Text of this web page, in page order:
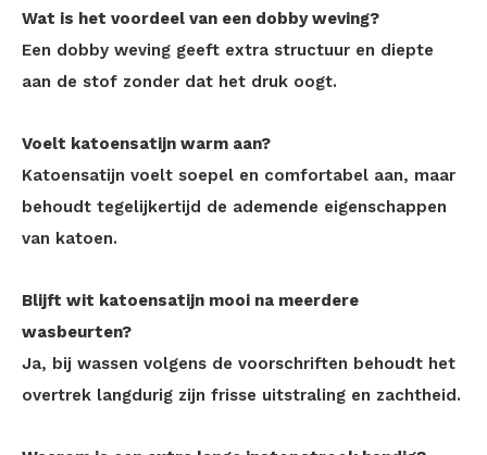
Wat is het voordeel van een dobby weving?
Een dobby weving geeft extra structuur en diepte
aan de stof zonder dat het druk oogt.
Voelt katoensatijn warm aan?
Katoensatijn voelt soepel en comfortabel aan, maar
behoudt tegelijkertijd de ademende eigenschappen
van katoen.
Blijft wit katoensatijn mooi na meerdere
wasbeurten?
Ja, bij wassen volgens de voorschriften behoudt het
overtrek langdurig zijn frisse uitstraling en zachtheid.